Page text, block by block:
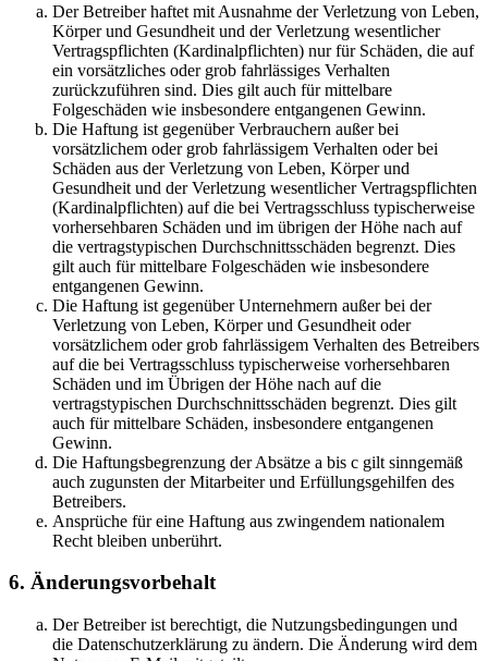
Der Betreiber haftet mit Ausnahme der Verletzung von Leben,
Körper und Gesundheit und der Verletzung wesentlicher
Vertragspflichten (Kardinalpflichten) nur für Schäden, die auf
ein vorsätzliches oder grob fahrlässiges Verhalten
zurückzuführen sind. Dies gilt auch für mittelbare
Folgeschäden wie insbesondere entgangenen Gewinn.
Die Haftung ist gegenüber Verbrauchern außer bei
vorsätzlichem oder grob fahrlässigem Verhalten oder bei
Schäden aus der Verletzung von Leben, Körper und
Gesundheit und der Verletzung wesentlicher Vertragspflichten
(Kardinalpflichten) auf die bei Vertragsschluss typischerweise
vorhersehbaren Schäden und im übrigen der Höhe nach auf
die vertragstypischen Durchschnittsschäden begrenzt. Dies
gilt auch für mittelbare Folgeschäden wie insbesondere
entgangenen Gewinn.
Die Haftung ist gegenüber Unternehmern außer bei der
Verletzung von Leben, Körper und Gesundheit oder
vorsätzlichem oder grob fahrlässigem Verhalten des Betreibers
auf die bei Vertragsschluss typischerweise vorhersehbaren
Schäden und im Übrigen der Höhe nach auf die
vertragstypischen Durchschnittsschäden begrenzt. Dies gilt
auch für mittelbare Schäden, insbesondere entgangenen
Gewinn.
Die Haftungsbegrenzung der Absätze a bis c gilt sinngemäß
auch zugunsten der Mitarbeiter und Erfüllungsgehilfen des
Betreibers.
Ansprüche für eine Haftung aus zwingendem nationalem
Recht bleiben unberührt.
6. Änderungsvorbehalt
Der Betreiber ist berechtigt, die Nutzungsbedingungen und
die Datenschutzerklärung zu ändern. Die Änderung wird dem